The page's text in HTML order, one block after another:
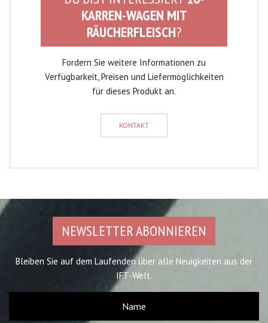
KARREN-WAGEN MIT
RÄUCHERFLEISCH?
Fordern Sie weitere Informationen zu
Verfügbarkeit, Preisen und Liefermöglichkeiten
für dieses Produkt an.
KONTAKT
NEWSLETTER ABONNIEREN
Bleiben Sie auf dem Laufenden über alle Neuigkeiten aus der
IFT-Welt.